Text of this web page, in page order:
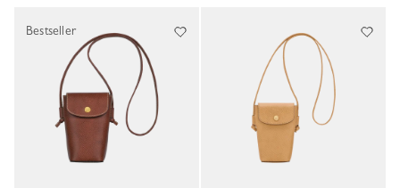
Bestseller